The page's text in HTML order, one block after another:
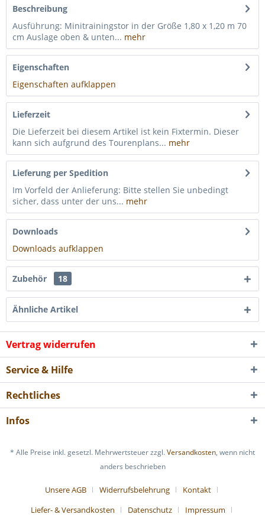
Beschreibung
Ausführung: Minitrainingstor in der Größe 1,80 x 1,20 m 70
cm Auslage oben & unten... mehr
Eigenschaften
Eigenschaften aufklappen
Lieferzeit
Die Lieferzeit bei diesem Artikel ist kein Fixtermin. Dieser
kann sich aufgrund des Tourenplans... mehr
Lieferung per Spedition
Im Vorfeld der Anlieferung: Bitte stellen Sie unbedingt
sicher, dass unter der uns... mehr
Downloads
Downloads aufklappen
Zubehör 18
Ähnliche Artikel
Vertrag widerrufen
Service & Hilfe
Rechtliches
Infos
* Alle Preise inkl. gesetzl. Mehrwertsteuer zzgl.Versandkosten, wenn nicht
anders beschrieben
Unsere AGB Widerrufsbelehrung
Kontakt
Liefer- & Versandkosten
Datenschutz Impressum